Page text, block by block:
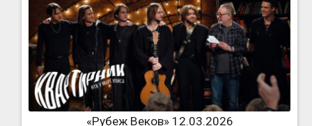
«Рубеж Веков» 12.03.2026